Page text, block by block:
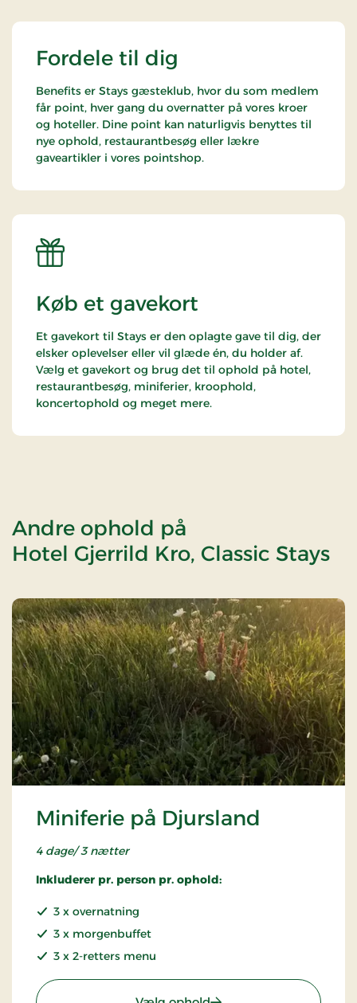
Fordele til dig
Benefits er Stays gæsteklub, hvor du som medlem
får point, hver gang du overnatter på vores kroer
og hoteller. Dine point kan naturligvis benyttes til
nye ophold, restaurantbesøg eller lækre
gaveartikler i vores pointshop.
Køb et gavekort
Et gavekort til Stays er den oplagte gave til dig, der
elsker oplevelser eller vil glæde én, du holder af.
Vælg et gavekort og brug det til ophold på hotel,
restaurantbesøg, miniferier, kroophold,
koncertophold og meget mere.
Andre ophold på
Hotel Gjerrild Kro, Classic Stays
Miniferie på Djursland
4 dage/ 3 nætter
Inkluderer pr. person pr. ophold:
3 x overnatning
3 x morgenbuffet
3 x 2-retters menu